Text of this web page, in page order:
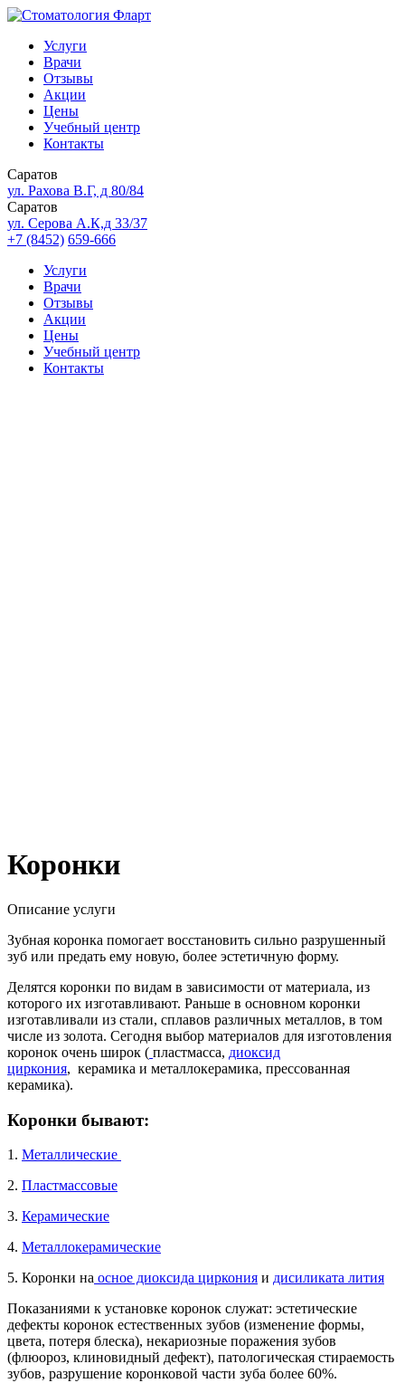
Услуги
Врачи
Отзывы
Акции
Цены
Учебный центр
Контакты
Саратов
ул. Рахова В.Г, д 80/84
Саратов
ул. Серова А.К,д 33/37
+7 (8452) 659-666
Услуги
Врачи
Отзывы
Акции
Цены
Учебный центр
Контакты
Коронки
Описание услуги
Зубная коронка помогает восстановить сильно разрушенный
зуб или предать ему новую, более эстетичную форму.
Делятся коронки по видам в зависимости от материала, из
которого их изготавливают. Раньше в основном коронки
изготавливали из стали, сплавов различных металлов, в том
числе из золота. Сегодня выбор материалов для изготовления
коронок очень широк ( пластмасса, диоксид
циркония, керамика и металлокерамика, прессованная
керамика).
Коронки бывают:
1. Металлические
2. Пластмассовые
3. Керамические
4. Металлокерамические
5. Коронки на осное диоксида циркония и дисиликата лития
Показаниями к установке коронок служат: эстетические
дефекты коронок естественных зубов (изменение формы,
цвета, потеря блеска), некариозные поражения зубов
(флюороз, клиновидный дефект), патологическая стираемость
зубов, разрушение коронковой части зуба более 60%.